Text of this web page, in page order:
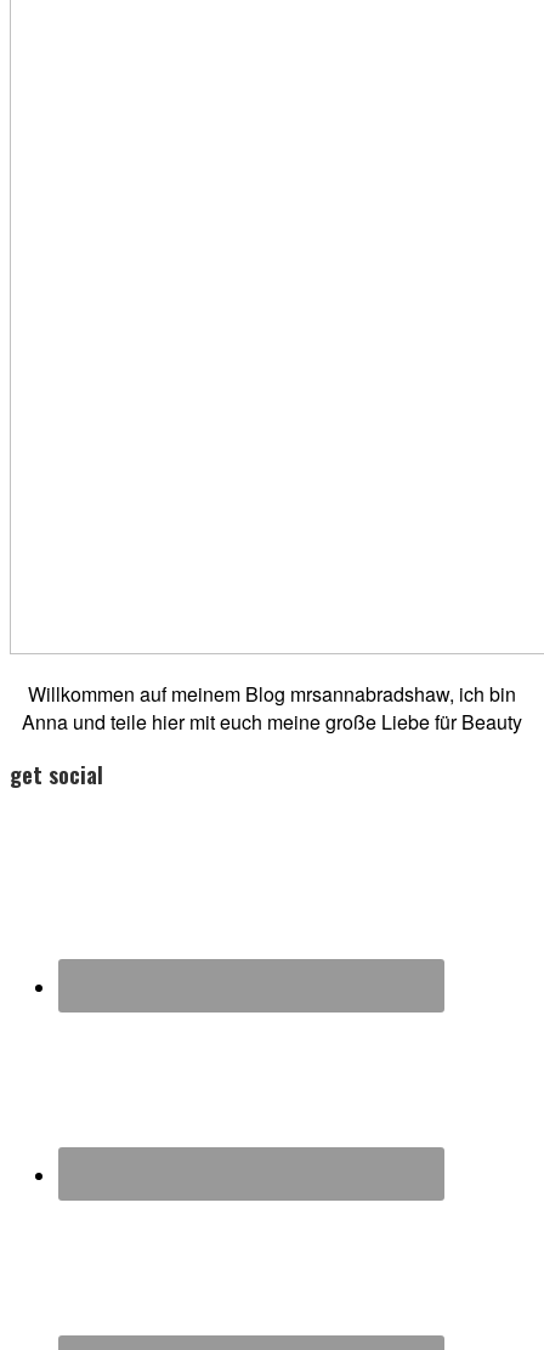
Willkommen auf meinem Blog mrsannabradshaw, ich bin
Anna und teile hier mit euch meine große Liebe für Beauty
get social